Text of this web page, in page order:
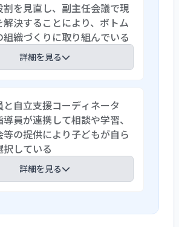
による毎月の子ども会議で
とが定着してきており、各ホ
ロア会議では活発に意見が出
になっている。子どもが話し合
ールを変え、生活をよりよ
そして施設全体へ視野を広げ
ができるようになっている。
古いルールに縛られず、ルー
ものという意識を払拭して、
に考え、今の時代と子ども
合ったルールづくりに取り組ん
割を見直し、副主任会議で現
決することにより、ボトム
組織づくりに取り組んでいる
詳細を見る
任をキーパーソンとして従
直しを図り、副主任会議を再
の意見を尊重する仕組みを
各ホームのリーダーである副
ム会議や日々子どもとかかわ
員や子どもの声を吸い上げ、
しており、現場の職員が主体
と自立支援コーディネータ
員が連携して相談や学習、
の提供により子どもが自ら
している
詳細を見る